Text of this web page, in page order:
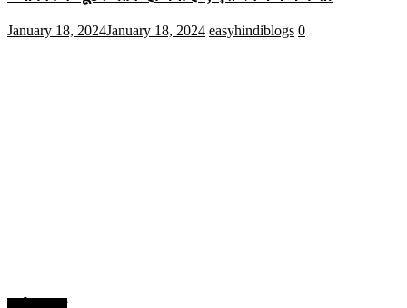
January 18, 2024January 18, 2024 easyhindiblogs 0